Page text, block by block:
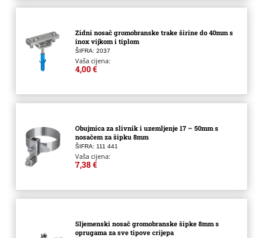
Zidni nosač gromobranske trake širine do 40mm s
inox vijkom i tiplom
ŠIFRA: 2037
Vaša cijena:
4,00 €
Obujmica za slivnik i uzemljenje 17 – 50mm s
nosačem za šipku 8mm
ŠIFRA: 111 441
Vaša cijena:
7,38 €
Sljemenski nosač gromobranske šipke 8mm s
oprugama za sve tipove crijepa